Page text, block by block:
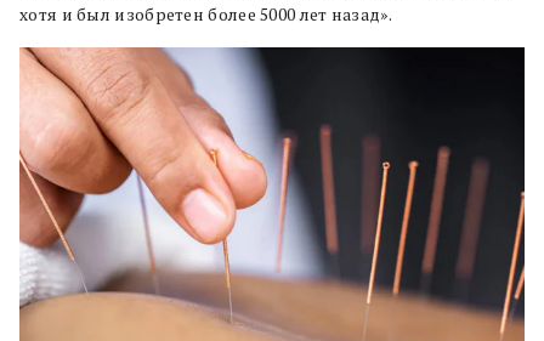
хотя и был изобретен более 5000 лет назад».